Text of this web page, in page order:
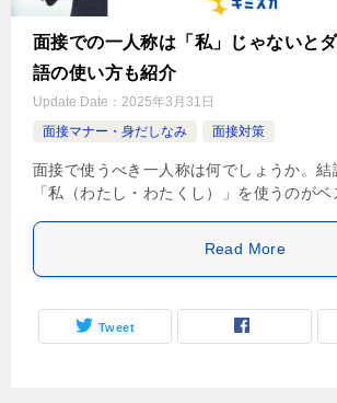
面接での一人称は「私」じゃないと
語の使い方も紹介
Update Date： 2025年3月31日
面接マナー・身だしなみ
面接対策
面接で使うべき一人称は何でしょうか。結
「私（わたし・わたくし）」を使うのが
Read More
Tweet